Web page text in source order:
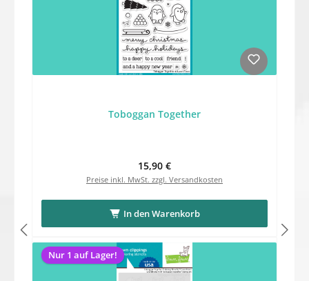
Toboggan Together
Regulärer Preis:
15,90 €
Preise inkl. MwSt. zzgl. Versandkosten
In den Warenkorb
Nur 1 auf Lager!